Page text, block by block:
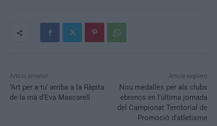
Article anterior
‘Art per a tu’ arriba a la Ràpita
de la mà d’Eva Mascarell
Article següent
Nou medalles per als clubs
ebrencs en l’última jornada
del Campionat Territorial de
Promoció d’atletisme